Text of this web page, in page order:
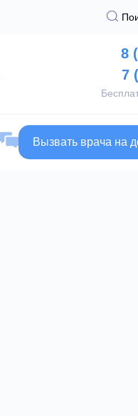
8
7
Вызвать врача на